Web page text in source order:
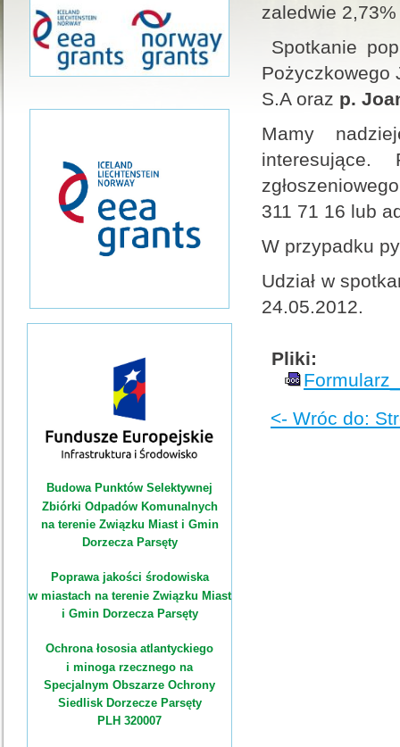
zaledwie
Spotkanie
Pożyczkowego
S.A oraz p.
Mamy
interesujące.
311 71 16 lub
W przypadku
Udział w
24.05.2012.
Pliki:
<- Wróc do:
Budowa Punktów Selektywnej
Zbiórki Odpadów Komunalnych
na terenie Związku Miast i Gmin
Dorzecza Parsęty
Poprawa jakości środowiska
w miastach na terenie Związku Miast
i Gmin Dorzecza Parsęty
Ochrona łososia atlantyckiego
i minoga rzecznego na
Specjalnym Obszarze Ochrony
Siedlisk Dorzecze Parsęty
PLH 320007